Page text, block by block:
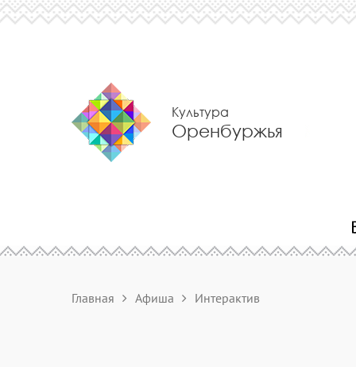
Культура
Оренбуржья
Главная Афиша Интерактив